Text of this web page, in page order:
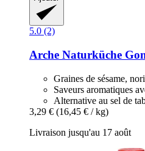
5.0 (2)
Arche Naturküche
Graines de sésame,
Saveurs aromatiques
Alternative au sel de
3,29 € (16,45 € / kg)
Livraison jusqu'au 17 août